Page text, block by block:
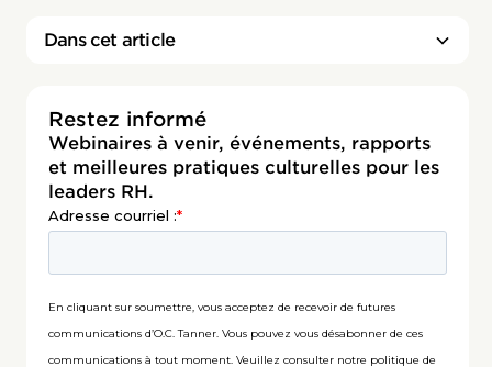
Dans cet article
Restez informé
Webinaires à venir, événements, rapports
et meilleures pratiques culturelles pour les
leaders RH.